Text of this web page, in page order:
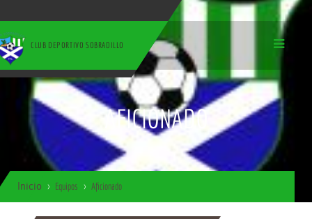
CLUB DEPORTIVO SOBRADILLO
AFICIONADO
Inicio Equipos Aficionado